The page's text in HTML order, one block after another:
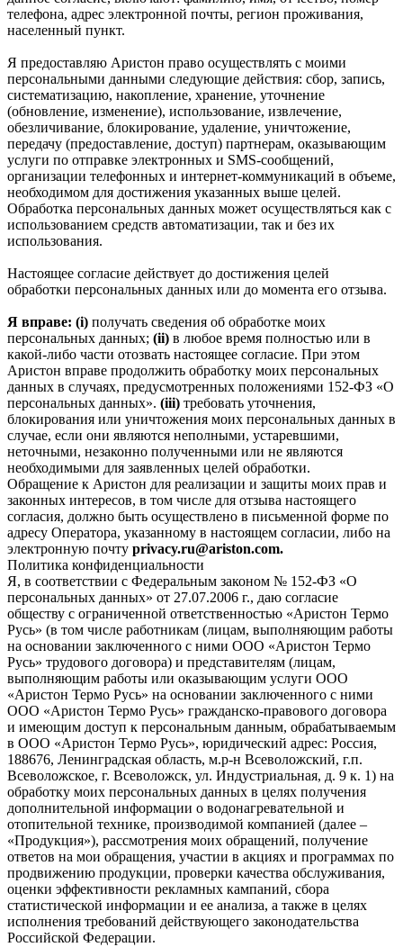
телефона, адрес электронной почты, регион проживания,
населенный пункт.
Я предоставляю Аристон право осуществлять с моими
персональными данными следующие действия: сбор, запись,
систематизацию, накопление, хранение, уточнение
(обновление, изменение), использование, извлечение,
обезличивание, блокирование, удаление, уничтожение,
передачу (предоставление, доступ) партнерам, оказывающим
услуги по отправке электронных и SMS‑сообщений,
организации телефонных и интернет‑коммуникаций в объеме,
необходимом для достижения указанных выше целей.
Обработка персональных данных может осуществляться как с
использованием средств автоматизации, так и без их
использования.
Настоящее согласие действует до достижения целей
обработки персональных данных или до момента его отзыва.
Я вправе: (i) получать сведения об обработке моих
персональных данных; (ii) в любое время полностью или в
какой-либо части отозвать настоящее согласие. При этом
Аристон вправе продолжить обработку моих персональных
данных в случаях, предусмотренных положениями 152-ФЗ «О
персональных данных». (iii) требовать уточнения,
блокирования или уничтожения моих персональных данных в
случае, если они являются неполными, устаревшими,
неточными, незаконно полученными или не являются
необходимыми для заявленных целей обработки.
Обращение к Аристон для реализации и защиты моих прав и
законных интересов, в том числе для отзыва настоящего
согласия, должно быть осуществлено в письменной форме по
адресу Оператора, указанному в настоящем согласии, либо на
электронную почту privacy.ru@ariston.com.
Политика конфиденциальности
Я, в соответствии с Федеральным законом № 152-ФЗ «О
персональных данных» от 27.07.2006 г., даю согласие
обществу с ограниченной ответственностью «Аристон Термо
Русь» (в том числе работникам (лицам, выполняющим работы
на основании заключенного с ними ООО «Аристон Термо
Русь» трудового договора) и представителям (лицам,
выполняющим работы или оказывающим услуги ООО
«Аристон Термо Русь» на основании заключенного с ними
ООО «Аристон Термо Русь» гражданско-правового договора
и имеющим доступ к персональным данным, обрабатываемым
в ООО «Аристон Термо Русь», юридический адрес: Россия,
188676, Ленинградская область, м.р-н Всеволожский, г.п.
Всеволожское, г. Всеволожск, ул. Индустриальная, д. 9 к. 1) на
обработку моих персональных данных в целях получения
дополнительной информации о водонагревательной и
отопительной технике, производимой компанией (далее –
«Продукция»), рассмотрения моих обращений, получение
ответов на мои обращения, участии в акциях и программах по
продвижению продукции, проверки качества обслуживания,
оценки эффективности рекламных кампаний, сбора
статистической информации и ее анализа, а также в целях
исполнения требований действующего законодательства
Российской Федерации.